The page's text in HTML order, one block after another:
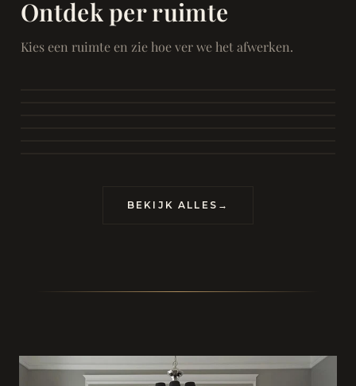
Marcottestyle Living
Ontdek per ruimte
Kies een ruimte en zie hoe ver we het afwerken.
SAMEN ONTSPANNEN
Woonkamer
Eetkamer
RUST EN RETRAITE
BEKIJK ALLES →